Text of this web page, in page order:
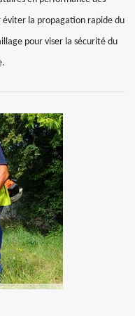
éviter la propagation rapide du
pour viser la sécurité du